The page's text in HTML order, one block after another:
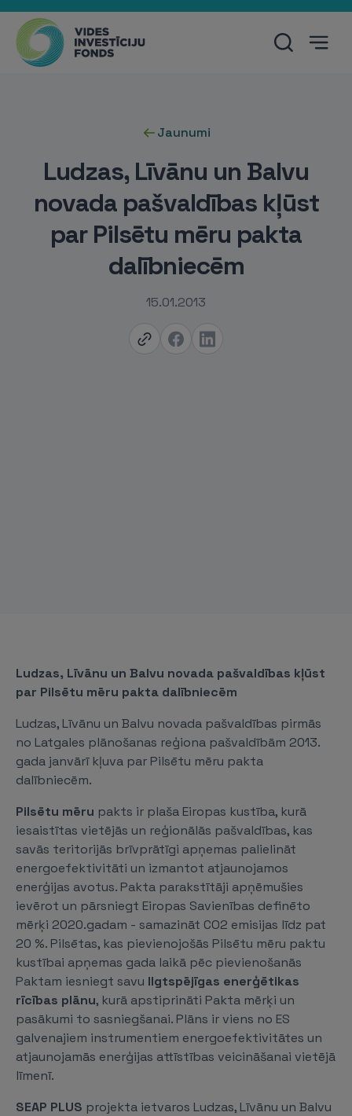
Jaunumi
Ludzas, Līvānu un Balvu
novada pašvaldības kļūst
par Pilsētu mēru pakta
dalībniecēm
15.01.2013
Ludzas, Līvānu un Balvu novada pašvaldības kļūst
par Pilsētu mēru pakta dalībniecēm
Ludzas, Līvānu un Balvu novada pašvaldības pirmās
no Latgales plānošanas reģiona pašvaldībām 2013.
gada janvārī kļuva par Pilsētu mēru pakta
dalībniecēm.
Pilsētu mēru pakts ir plaša Eiropas kustība, kurā
iesaistītas vietējās un reģionālās pašvaldības, kas
savās teritorijās brīvprātīgi apņemas palielināt
energoefektivitāti un izmantot atjaunojamos
enerģijas avotus. Pakta parakstītāji apņēmušies
ievērot un pārsniegt Eiropas Savienības definēto
mērķi 2020.gadam - samazināt CO2 emisijas līdz pat
20 %. Pilsētas, kas pievienojošās Pilsētu mēru paktu
kustībai apņemas gada laikā pēc pievienošanās
Paktam iesniegt savu Ilgtspējīgas enerģētikas
rīcības plānu, kurā apstiprināti Pakta mērķi un
pasākumi to sasniegšanai. Plāns ir viens no ES
galvenajiem instrumentiem energoefektivitātes un
atjaunojamās enerģijas attīstības veicināšanai vietējā
līmenī.
SEAP PLUS projekta ietvaros Ludzas, Līvānu un Balvu